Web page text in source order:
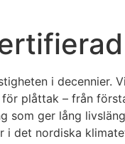
i decennier.
plåttak – från
ger lång
det nordiska